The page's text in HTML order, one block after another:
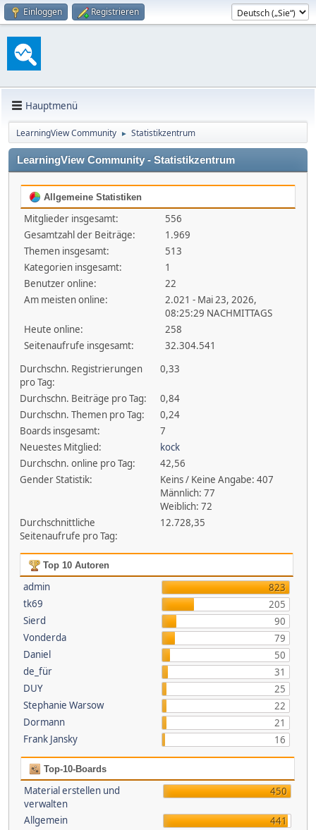
Einloggen Registrieren
Hauptmenü
LearningView Community ► Statistikzentrum
LearningView Community - Statistikzentrum
Allgemeine Statistiken
Mitglieder insgesamt:
556
Gesamtzahl der Beiträge:
1.969
Themen insgesamt:
513
Kategorien insgesamt:
1
Benutzer online:
22
Am meisten online:
2.021 - Mai 23, 2026,
08:25:29 NACHMITTAGS
Heute online:
258
Seitenaufrufe insgesamt:
32.304.541
Durchschn. Registrierungen
pro Tag:
0,33
Durchschn. Beiträge pro Tag:
0,84
Durchschn. Themen pro Tag:
0,24
Boards insgesamt:
7
Neuestes Mitglied:
kock
Durchschn. online pro Tag:
42,56
Gender Statistik:
Keins / Keine Angabe: 407
Männlich: 77
Weiblich: 72
Durchschnittliche
Seitenaufrufe pro Tag:
12.728,35
Top 10 Autoren
admin
823
tk69
205
Sierd
90
Vonderda
79
Daniel
50
de_für
31
DUY
25
Stephanie Warsow
22
Dormann
21
Frank Jansky
16
Top-10-Boards
Material erstellen und
verwalten
450
Allgemein
441